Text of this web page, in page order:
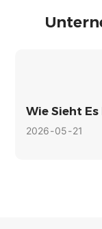
Wie Sieht
Trägt Die
2026 05 21